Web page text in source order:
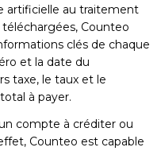
artificielle au traitement
Counteo
clés de chaque
et la date du
taxe, le taux et le
à payer.
compte à créditer ou
Counteo est capable